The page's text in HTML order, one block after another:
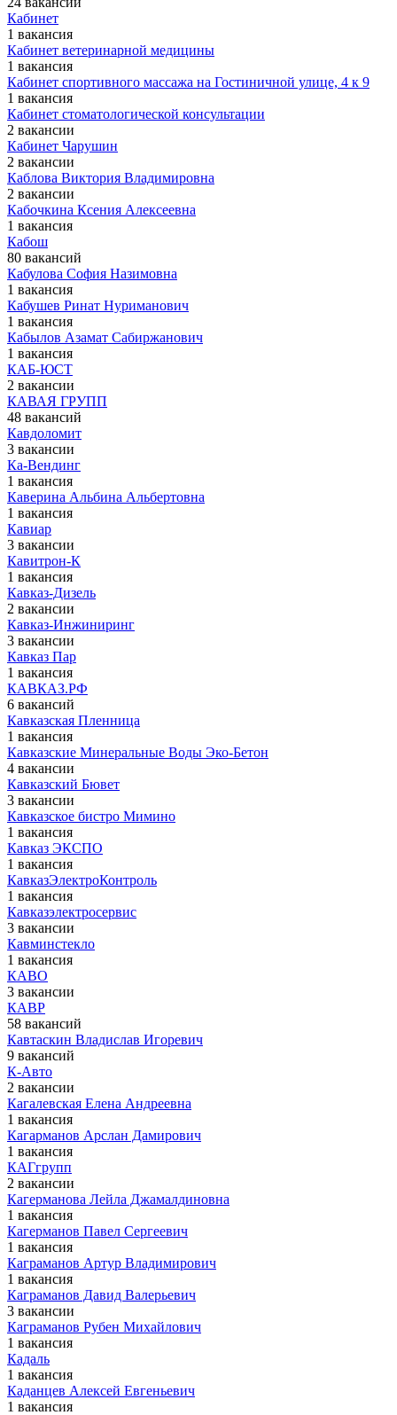
Кабинет
1 вакансия
Кабинет ветеринарной медицины
1 вакансия
Кабинет спортивного массажа на Гостиничной улице, 4 к 9
1 вакансия
Кабинет стоматологической консультации
2 вакансии
Кабинет Чарушин
2 вакансии
Каблова Виктория Владимировна
2 вакансии
Кабочкина Ксения Алексеевна
1 вакансия
Кабош
80 вакансий
Кабулова София Назимовна
1 вакансия
Кабушев Ринат Нуриманович
1 вакансия
Кабылов Азамат Сабиржанович
1 вакансия
КАБ-ЮСТ
2 вакансии
КАВАЯ ГРУПП
48 вакансий
Кавдоломит
3 вакансии
Ка-Вендинг
1 вакансия
Каверина Альбина Альбертовна
1 вакансия
Кавиар
3 вакансии
Кавитрон-К
1 вакансия
Кавказ-Дизель
2 вакансии
Кавказ-Инжиниринг
3 вакансии
Кавказ Пар
1 вакансия
КАВКАЗ.РФ
6 вакансий
Кавказская Пленница
1 вакансия
Кавказские Минеральные Воды Эко-Бетон
4 вакансии
Кавказский Бювет
3 вакансии
Кавказское бистро Мимино
1 вакансия
Кавказ ЭКСПО
1 вакансия
КавказЭлектроКонтроль
1 вакансия
Кавказэлектросервис
3 вакансии
Кавминстекло
1 вакансия
КАВО
3 вакансии
КАВР
58 вакансий
Кавтаскин Владислав Игоревич
9 вакансий
К-Авто
2 вакансии
Кагалевская Елена Андреевна
1 вакансия
Кагарманов Арслан Дамирович
1 вакансия
КАГгрупп
2 вакансии
Кагерманова Лейла Джамалдиновна
1 вакансия
Кагерманов Павел Сергеевич
1 вакансия
Каграманов Артур Владимирович
1 вакансия
Каграманов Давид Валерьевич
3 вакансии
Каграманов Рубен Михайлович
1 вакансия
Кадаль
1 вакансия
Каданцев Алексей Евгеньевич
1 вакансия